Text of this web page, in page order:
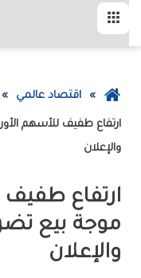
عودة
اقتصاد عالمي
ارتفاع طفيف للأسهم
والإعلان
ارتفاع طفيف
موجة بيع
والإعلان